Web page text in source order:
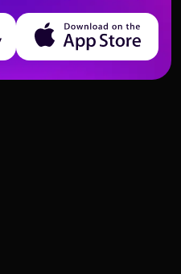
Download on the App Store